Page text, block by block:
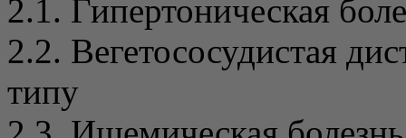
2.1. Гипертоническая
2.2. Вегетососудистая
типу